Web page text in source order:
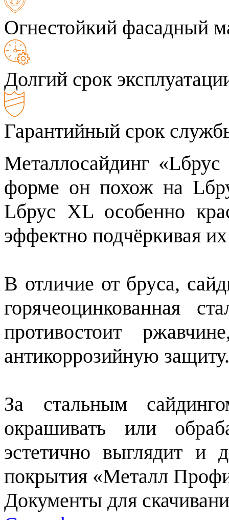
Огнестойкий фасадный
Долгий срок
Гарантийный срок
Металлосайдинг
форме он похож на
Lбрус XL особенно
эффектно подчёркивая
В отличие от бруса,
горячеоцинкованная
противостоит
антикоррозийную защиту.
За стальным
окрашивать или
эстетично выглядит и
покрытия «Металл
Документы для